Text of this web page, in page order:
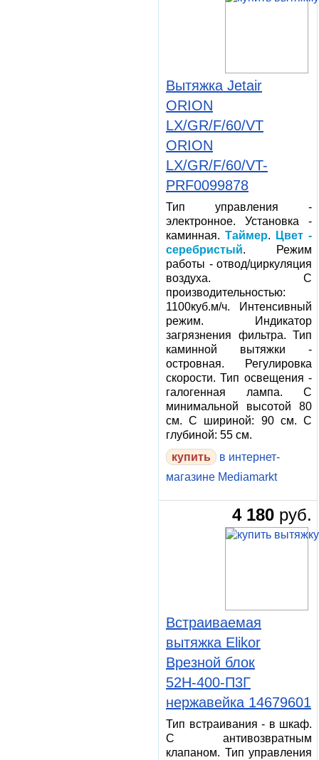
Вытяжка Jetair
ORION
LX/GR/F/60/VT
ORION
LX/GR/F/60/VT-
PRF0099878
Тип управления -
электронное. Установка -
каминная. Таймер.
Цвет -
серебристый. Режим
работы - отвод/циркуляция
воздуха. С
производительностью:
1100куб.м/ч. Интенсивный
режим. Индикатор
загрязнения фильтра. Тип
каминной вытяжки -
островная. Регулировка
скорости. Тип освещения -
галогенная лампа. С
минимальной высотой 80
см. С шириной: 90 см. С
глубиной: 55 см.
в интернет-
магазине Mediamarkt
4 180 руб.
Встраиваемая
вытяжка Elikor
Врезной блок
52Н-400-П3Г
нержавейка 14679601
Тип встраивания - в шкаф.
С антивозвратным
клапаном. Тип управления